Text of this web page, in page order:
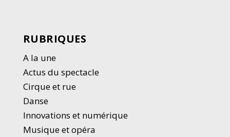
RUBRIQUES
A la une
Actus du spectacle
Cirque et rue
Danse
Innovations et numérique
Musique et opéra